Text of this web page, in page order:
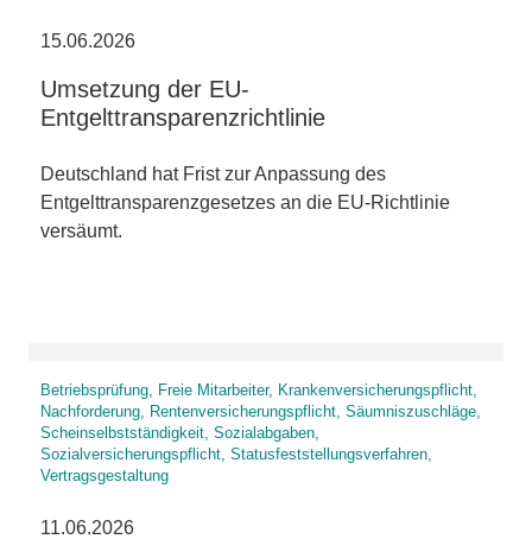
15.06.2026
Umsetzung der EU-
Entgelttransparenzrichtlinie
Deutschland hat Frist zur Anpassung des
Entgelttransparenzgesetzes an die EU-Richtlinie
versäumt.
Betriebsprüfung, Freie Mitarbeiter, Krankenversicherungspflicht,
Nachforderung, Rentenversicherungspflicht, Säumniszuschläge,
Scheinselbstständigkeit, Sozialabgaben,
Sozialversicherungspflicht, Statusfeststellungsverfahren,
Vertragsgestaltung
11.06.2026